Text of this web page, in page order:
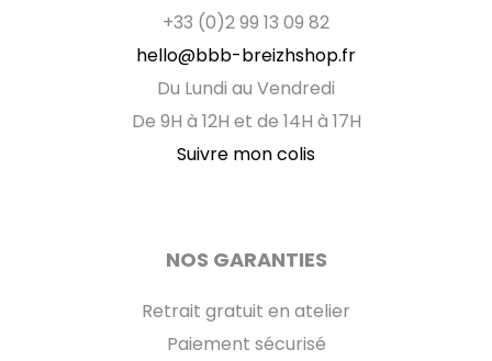
+33 (0)2 99 13 09 82
hello@bbb-breizhshop.fr
Du Lundi au Vendredi
De 9H à 12H et de 14H à 17H
Suivre mon colis
NOS GARANTIES
Retrait gratuit en atelier
Paiement sécurisé